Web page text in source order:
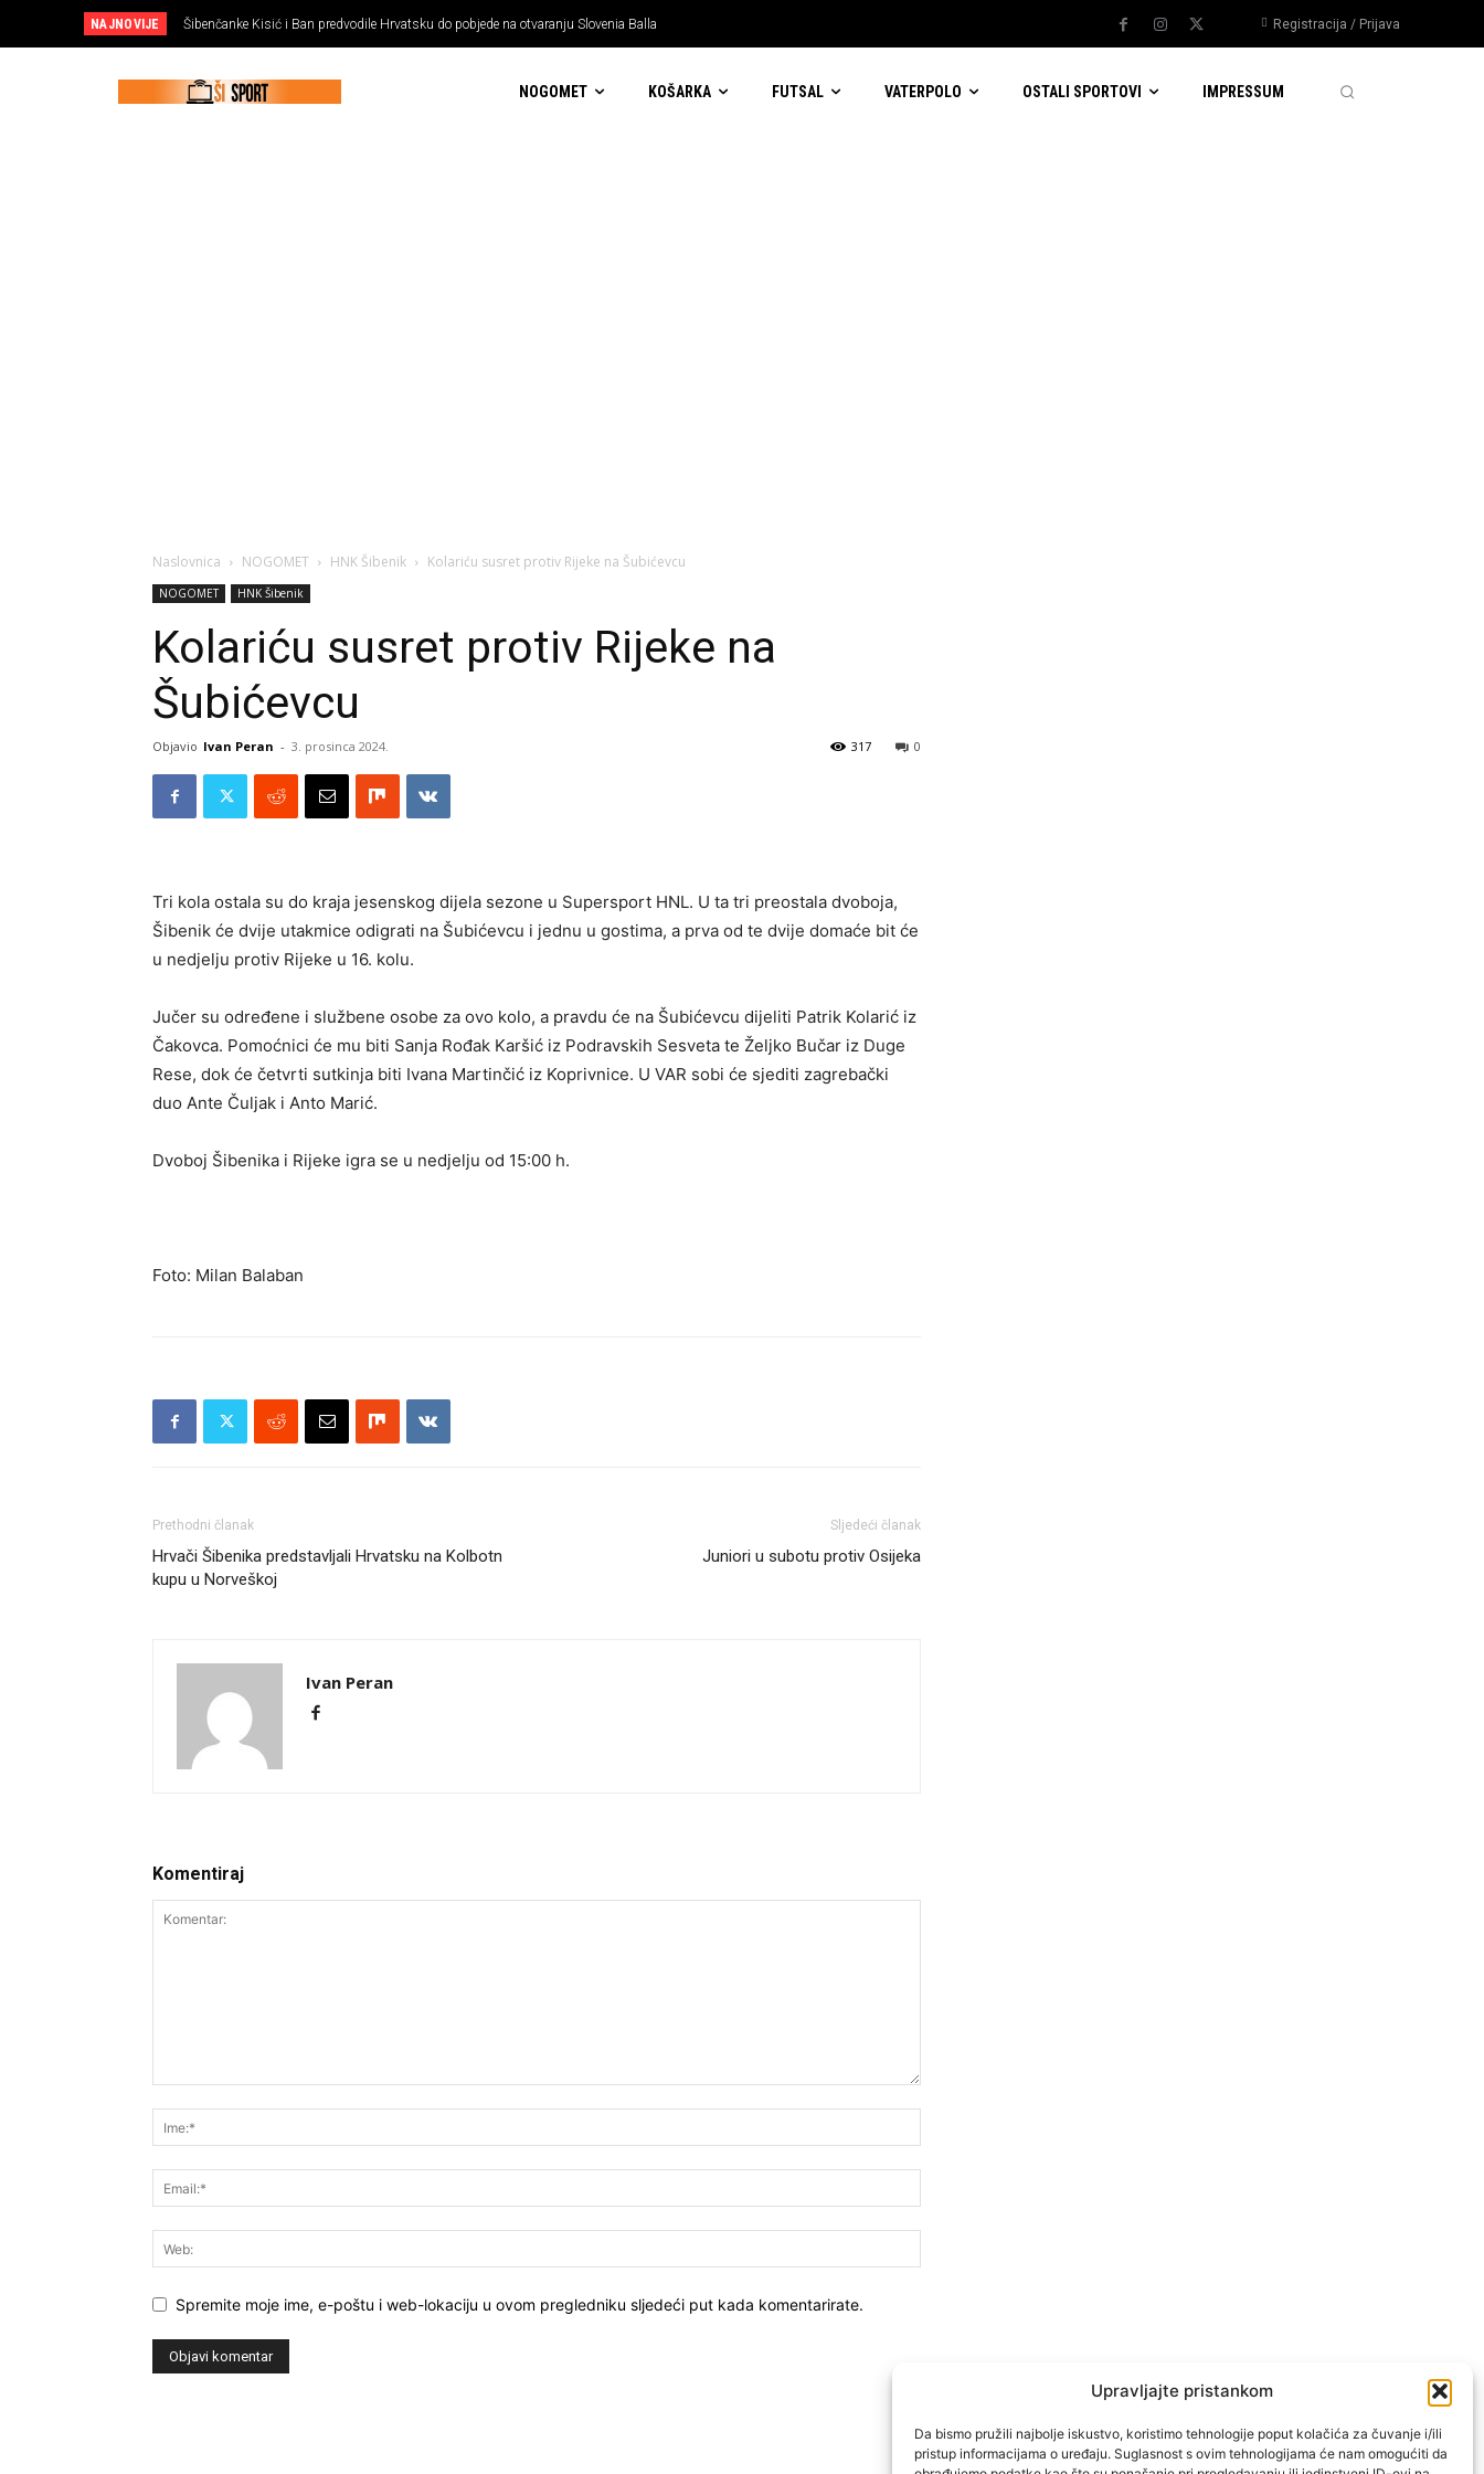
Upravljajte pristankom
Da bismo pružili najbolje iskustvo, koristimo tehnologije poput kolačića za čuvanje i/ili
pristup informacijama o uređaju. Suglasnost s ovim tehnologijama će nam omogućiti da
NAJNOVIJE Šibenčanke Kisić i Ban predvodile Hrvatsku do pobjede na otvaranju Slovenia Balla Registracija / Prijava
NOGOMET KOŠARKA FUTSAL VATERPOLO OSTALI SPORTOVI IMPRESSUM
Naslovnica NOGOMET HNK Šibenik Kolariću susret protiv Rijeke na Šubićevcu
NOGOMET HNK Šibenik
Kolariću susret protiv Rijeke na
Šubićevcu
Objavio Ivan Peran - 3. prosinca 2024. 0
317
Tri kola ostala su do kraja jesenskog dijela sezone u Supersport HNL. U ta tri preostala dvoboja,
Šibenik će dvije utakmice odigrati na Šubićevcu i jednu u gostima, a prva od te dvije domaće bit će
u nedjelju protiv Rijeke u 16. kolu.
Jučer su određene i službene osobe za ovo kolo, a pravdu će na Šubićevcu dijeliti Patrik Kolarić iz
Čakovca. Pomoćnici će mu biti Sanja Rođak Karšić iz Podravskih Sesveta te Željko Bučar iz Duge
Rese, dok će četvrti sutkinja biti Ivana Martinčić iz Koprivnice. U VAR sobi će sjediti zagrebački
duo Ante Čuljak i Anto Marić.
Dvoboj Šibenika i Rijeke igra se u nedjelju od 15:00 h.
Foto: Milan Balaban
Prethodni članak
Hrvači Šibenika predstavljali Hrvatsku na Kolbotn
kupu u Norveškoj
Sljedeći članak
Juniori u subotu protiv Osijeka
Ivan Peran
Komentiraj
Spremite moje ime, e-poštu i web-lokaciju u ovom pregledniku sljedeći put kada komentarirate.